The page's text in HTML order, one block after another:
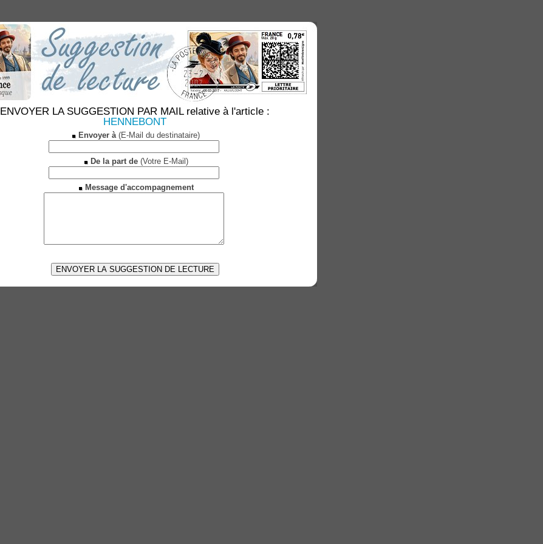
ENVOYER LA SUGGESTION PAR MAIL relative à l'article :
HENNEBONT
Envoyer à(E-Mail du destinataire)
De la part de(Votre E-Mail)
Message d'accompagnement